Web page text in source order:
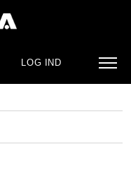
LOG IND